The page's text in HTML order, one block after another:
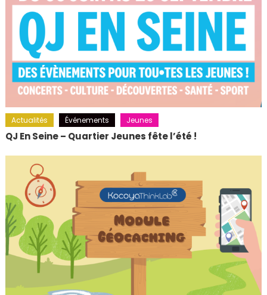
Actualités Événements Jeunes
QJ En Seine – Quartier Jeunes fête l’été !